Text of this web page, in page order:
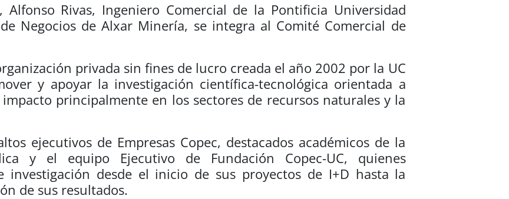
Rivas, Ingeniero Comercial de la Pontificia Universidad
Negocios de Alxar Minería, se integra al Comité Comercial de
privada sin fines de lucro creada el año 2002 por la UC
y apoyar la investigación científica-tecnológica orientada a
principalmente en los sectores de recursos naturales y la
ejecutivos de Empresas Copec, destacados académicos de la
y el equipo Ejecutivo de Fundación Copec-UC, quienes
investigación desde el inicio de sus proyectos de I+D hasta la
de sus resultados.